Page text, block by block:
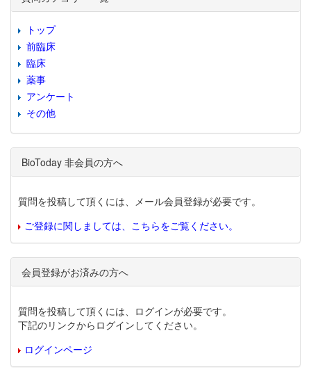
トップ
前臨床
臨床
薬事
アンケート
その他
BioToday 非会員の方へ
質問を投稿して頂くには、メール会員登録が必要です。
ご登録に関しましては、こちらをご覧ください。
会員登録がお済みの方へ
質問を投稿して頂くには、ログインが必要です。
下記のリンクからログインしてください。
ログインページ